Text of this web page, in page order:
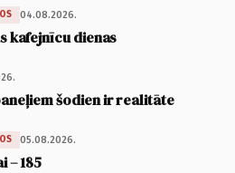
04.08.2026.
kafejnīcu dienas
šodien ir realitāte
05.08.2026.
– 185